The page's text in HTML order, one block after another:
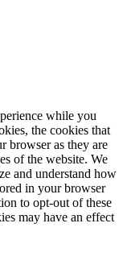
while you
the cookies that
browser as they are
of the website. We
and understand how
in your browser
to opt-out of these
may have an effect